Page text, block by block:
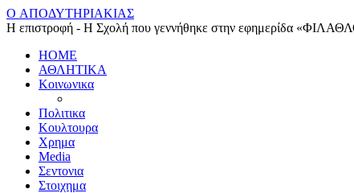
O ΑΠΟΔΥΤΗΡΙΑΚΙΑΣ
Η επιστροφή - Η Σχολή που γεννήθηκε στην εφημερίδα
HOME
ΑΘΛΗΤΙΚΑ
Κοινωνικα
Πολιτικα
Κουλτουρα
Χρημα
Media
Σεντονια
Στοιχημα